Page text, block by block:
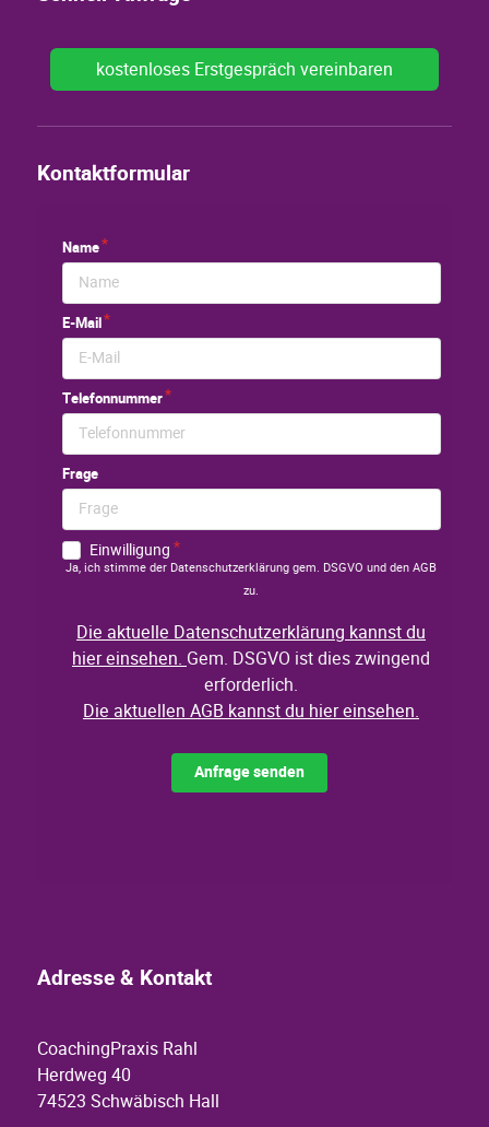
Adresse & Kontakt
CoachingPraxis Rahl
Herdweg 40
74523 Schwäbisch Hall
kostenloses Erstgespräch vereinbaren
Kontaktformular